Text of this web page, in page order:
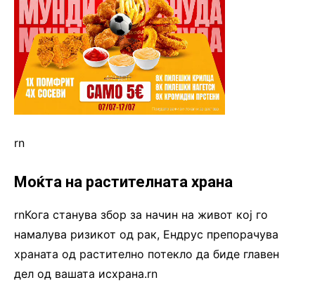
rn
Моќта на растителната храна
rnКога станува збор за начин на живот кој го
намалува ризикот од рак, Ендрус препорачува
храната од растително потекло да биде главен
дел од вашата исхрана.rn